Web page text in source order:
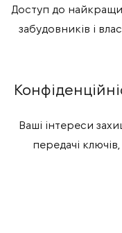
Доступ до
забудовників і
Ваші інтереси
передачі